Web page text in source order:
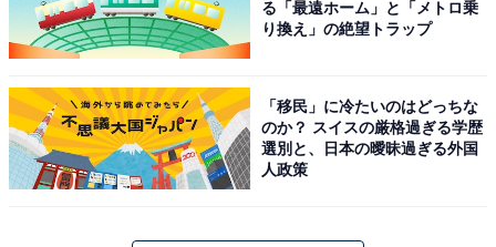
こちらもおすすめ
秋に行きたい「福島県の温泉地」ランキング！
2位「磐梯熱海温泉」、僅差の1位は？【2025年
る「最遠ホーム」と「メトロ乗
り換え」の絶望トラップ
「移民」に冷たいのはどっちな
のか？ スイスの厳格過ぎる学歴
選別と、日本の曖昧過ぎる外国
人政策